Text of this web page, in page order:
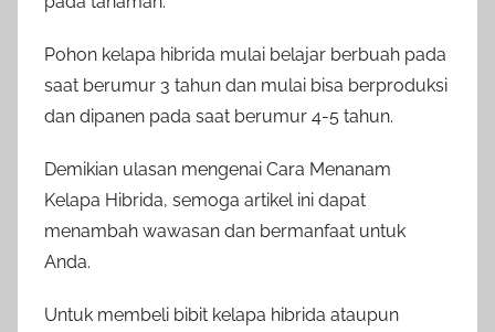
Pohon kelapa hibrida mulai belajar berbuah pada
saat berumur 3 tahun dan mulai bisa berproduksi
dan dipanen pada saat berumur 4-5 tahun.
Demikian ulasan mengenai Cara Menanam
Kelapa Hibrida, semoga artikel ini dapat
menambah wawasan dan bermanfaat untuk
Anda.
Untuk membeli bibit kelapa hibrida ataupun